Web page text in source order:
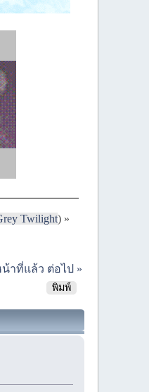
Twilight) »
น้าที่แล้ว ต่อไป »
พิมพ์